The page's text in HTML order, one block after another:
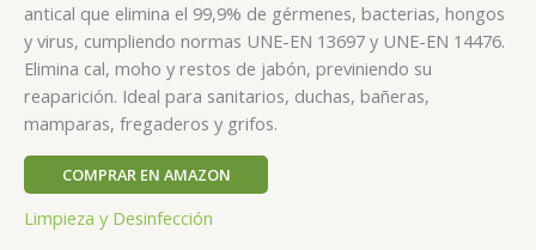
antical que elimina el 99,9% de gérmenes, bacterias, hongos
y virus, cumpliendo normas UNE-EN 13697 y UNE-EN 14476.
Elimina cal, moho y restos de jabón, previniendo su
reaparición. Ideal para sanitarios, duchas, bañeras,
mamparas, fregaderos y grifos.
COMPRAR EN AMAZON
Limpieza y Desinfección